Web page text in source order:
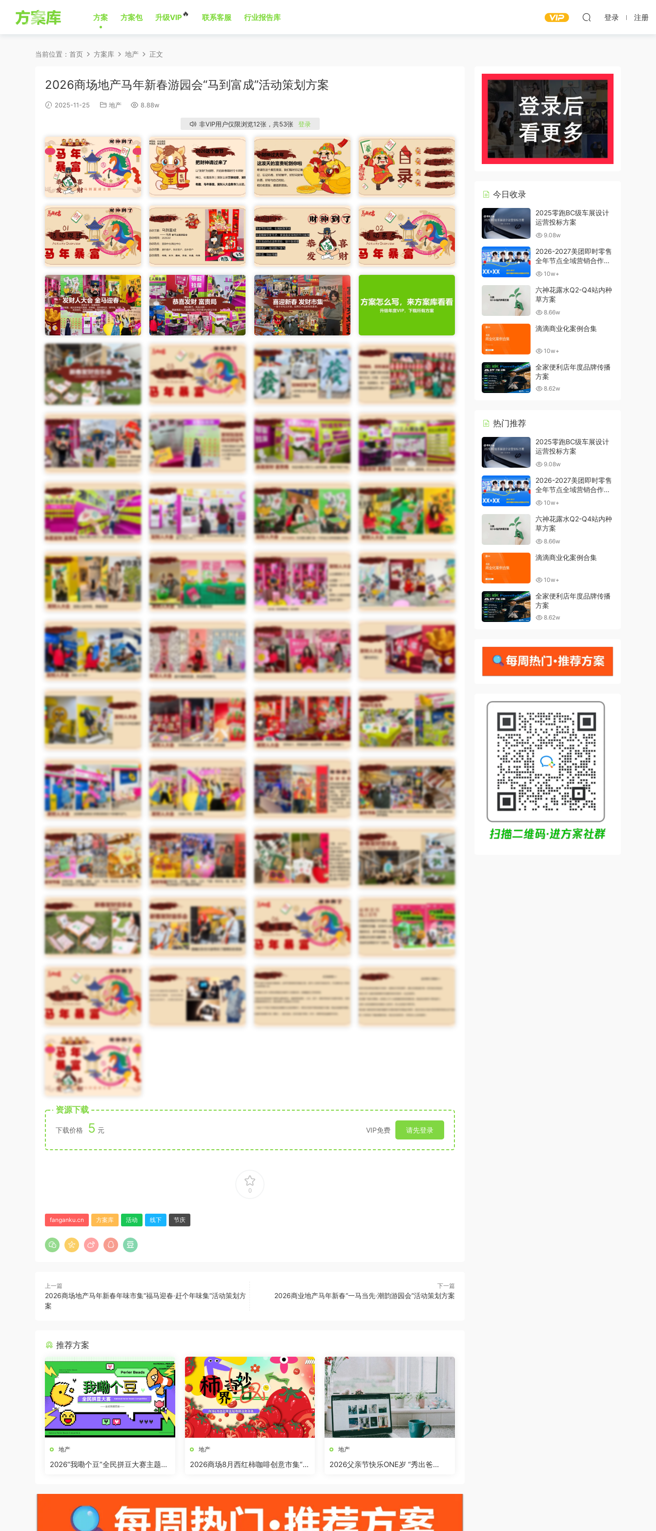
方案 方案包 升级VIP🔥 联系客服 行业报告库 登录 注册
当前位置： 首页 方案库 地产 正文
2026商场地产马年新春游园会“马到富成”活动策划方案
2025-11-25 地产 8.88w
非VIP用户仅限浏览12张，共53张 登录
资源下载
下载价格 5 元 VIP免费 请先登录
0
fanganku.cn 方案库 活动 线下 节庆
上一篇
2026商场地产马年新春年味市集“福马迎春·赶个年味集”活动策划方
案
下一篇
2026商业地产马年新春“一马当先·潮韵游园会”活动策划方案
推荐方案
地产
2026“我嘞个豆”全民拼豆大赛主题活
地产
2026商场8月西红柿咖啡创意市集“柿
地产
2026父亲节快乐ONE岁 “秀出爸
今日收录
2025零跑BC级车展设计
运营投标方案
9.08w
2026-2027美团即时零售
全年节点全域营销合作方
案 10w+
六神花露水Q2-Q4站内种
草方案
8.66w
滴滴商业化案例合集
10w+
全家便利店年度品牌传播
方案
8.62w
热门推荐
2025零跑BC级车展设计
运营投标方案
9.08w
2026-2027美团即时零售
全年节点全域营销合作方
案 10w+
六神花露水Q2-Q4站内种
草方案
8.66w
滴滴商业化案例合集
10w+
全家便利店年度品牌传播
方案
8.62w